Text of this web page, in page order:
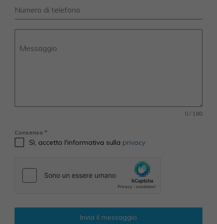
Numero di telefono
Messaggio
0 / 180
Consenso *
Sì, accetto l'informativa sulla privacy
Invia il messaggio